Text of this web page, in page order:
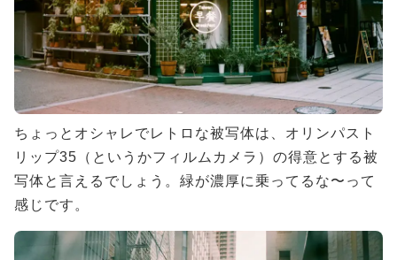
ちょっとオシャレでレトロな被写体は、オリンパスト
リップ35（というかフィルムカメラ）の得意とする被
写体と言えるでしょう。緑が濃厚に乗ってるな〜って
感じです。